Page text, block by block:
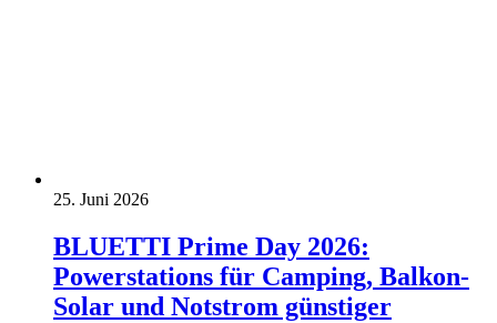
25. Juni 2026
BLUETTI Prime Day 2026:
Powerstations für Camping, Balkon-
Solar und Notstrom günstiger